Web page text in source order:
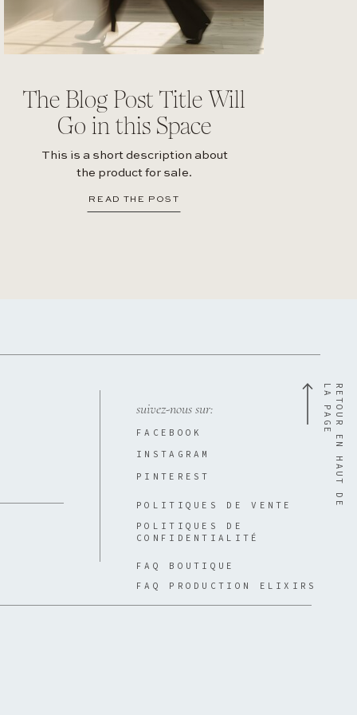
The Blog Post Title Will
Go in this Space
This is a short description about
the product for sale.
READ THE POST
PINTEREST
INSTAGRAM
FACEBOOK
suivez-nous sur:
POLITIQUES DE VENTE
POLITIQUES DE
CONFIDENTIALITÉ
R
E
T
O
U
R
E
N
H
A
U
T
D
E
L
A
P
A
G
E
FAQ BOUTIQUE
FAQ PRODUCTION ELIXIRS